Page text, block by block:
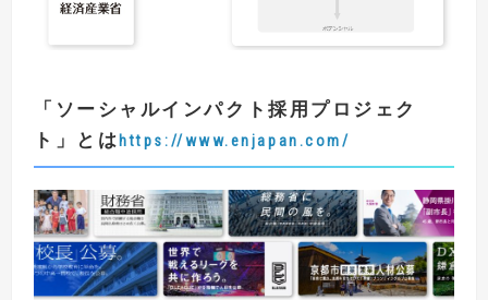
「 ソーシャルインパクト採用プロジェク
ト 」とはhttps://www.enjapan.com/